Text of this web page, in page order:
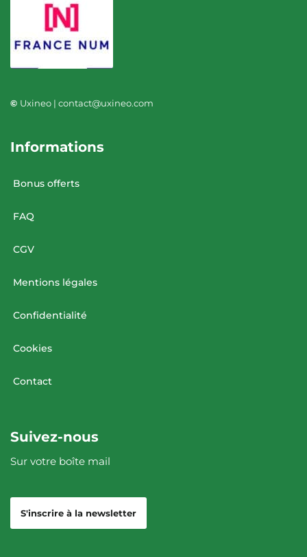
© Uxineo | contact@uxineo.com
Informations
Bonus offerts
FAQ
CGV
Mentions légales
Confidentialité
Cookies
Contact
Suivez-nous
Sur votre boîte mail
S'inscrire à la newsletter